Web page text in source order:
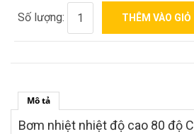
Số lượng:
Mô tả
Bơm nhiệt nhiệt độ cao 80 độ C